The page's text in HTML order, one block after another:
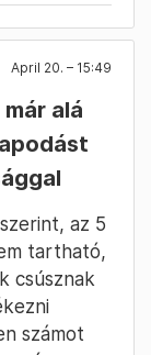
támogatás
ezeket
vie” –
April 20. – 15:49